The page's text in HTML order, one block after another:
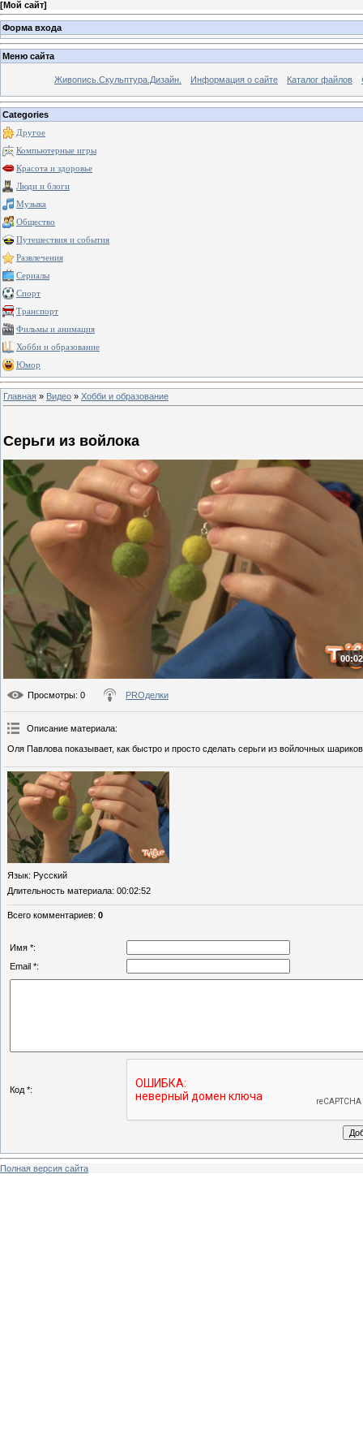
[Мой сайт]
Форма входа
Меню сайта
Живопись.Скульптура.Дизайн. Информация о сайте Каталог файлов
Categories
Другое
Компьютерные игры
Красота и здоровье
Люди и блоги
Музыка
Общество
Путешествия и события
Развлечения
Сериалы
Спорт
Транспорт
Фильмы и анимация
Хобби и образование
Юмор
Главная » Видео » Хобби и образование
Серьги из войлока
Просмотры: 0 PROделки
Описание материала:
Оля Павлова показывает, как быстро и просто сделать серьги из войлочных
Язык: Русский
Длительность материала: 00:02:52
Всего комментариев: 0
Имя *:
Email *:
Код *:
Полная версия сайта